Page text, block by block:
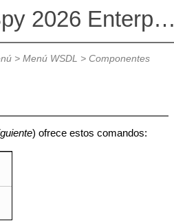
Altova XMLSpy 2026
> Menú WSDL > Componentes
) ofrece estos comandos: